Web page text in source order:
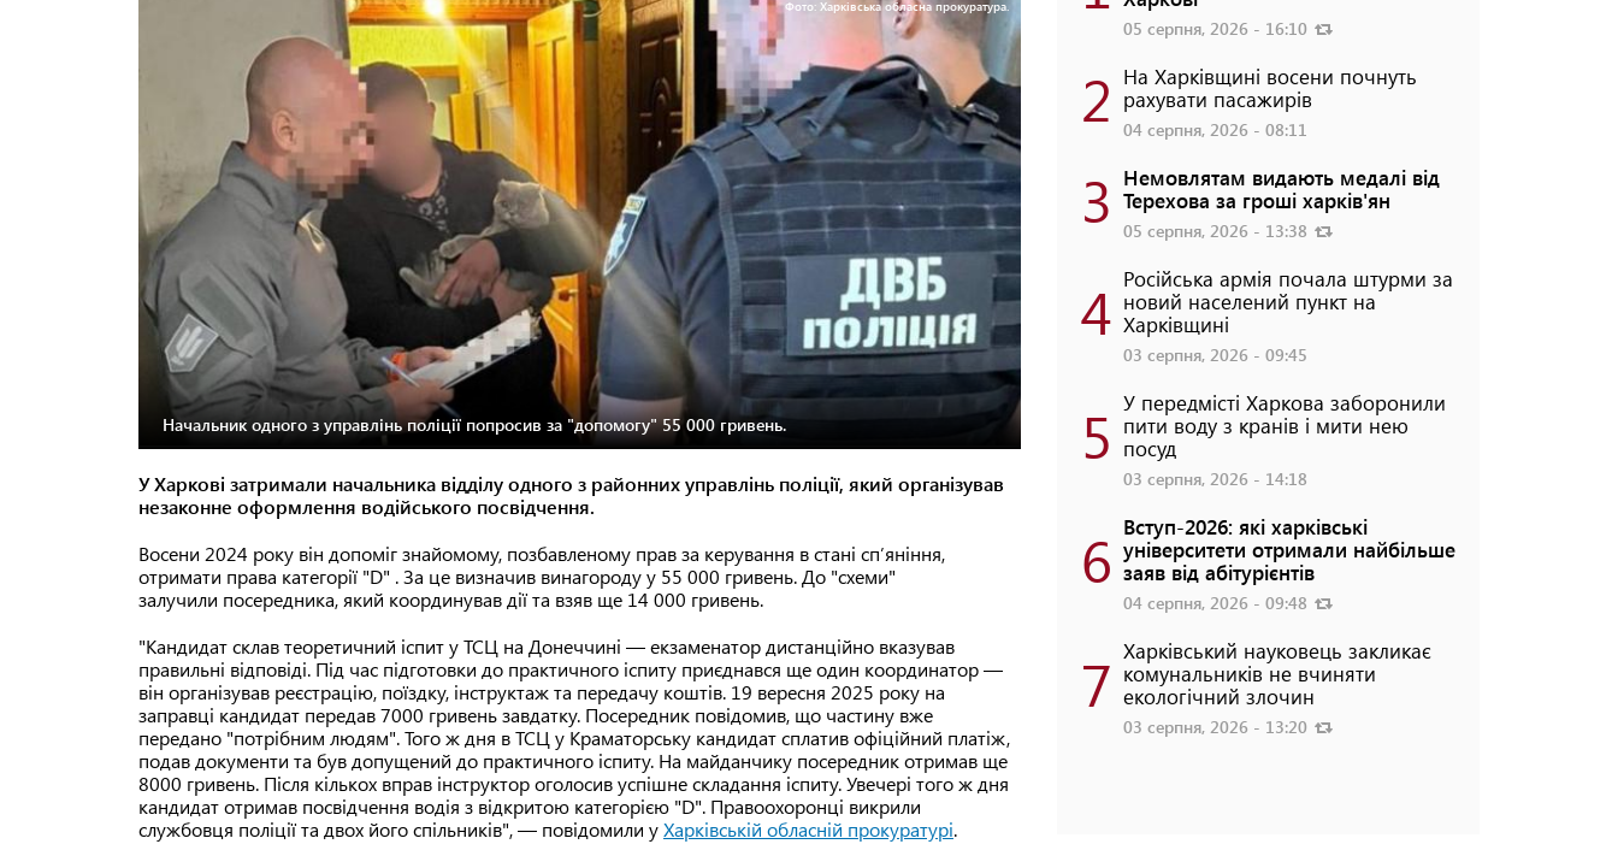
Фото: Харківська обласна прокуратура.
Начальник одного з управлінь поліції попросив за "допомогу" 55 000 гривень.
У Харкові затримали начальника відділу одного з районних управлінь поліції, який організував
незаконне оформлення водійського посвідчення.
Восени 2024 року він допоміг знайомому, позбавленому прав за керування в стані сп’яніння,
отримати права категорії "D" . За це визначив винагороду у 55 000 гривень. До "схеми"
залучили посередника, який координував дії та взяв ще 14 000 гривень.
"Кандидат склав теоретичний іспит у ТСЦ на Донеччині — екзаменатор дистанційно вказував
правильні відповіді. Під час підготовки до практичного іспиту приєднався ще один координатор —
він організував реєстрацію, поїздку, інструктаж та передачу коштів. 19 вересня 2025 року на
заправці кандидат передав 7000 гривень завдатку. Посередник повідомив, що частину вже
передано "потрібним людям". Того ж дня в ТСЦ у Краматорську кандидат сплатив офіційний платіж,
подав документи та був допущений до практичного іспиту. На майданчику посередник отримав ще
8000 гривень. Після кількох вправ інструктор оголосив успішне складання іспиту. Увечері того ж дня
кандидат отримав посвідчення водія з відкритою категорією "D". Правоохоронці викрили
службовця поліції та двох його спільників", — повідомили уХарківській обласній прокуратурі.
05 серпня, 2026 - 16:10
2 На Харківщині восени почнуть
рахувати пасажирів
04 серпня, 2026 - 08:11
3 Немовлятам видають медалі від
Терехова за гроші харків'ян
05 серпня, 2026 - 13:38
4 Російська армія почала штурми за
новий населений пункт на
Харківщині
03 серпня, 2026 - 09:45
5 У передмісті Харкова заборонили
пити воду з кранів і мити нею
посуд
03 серпня, 2026 - 14:18
6 Вступ-2026: які харківські
університети отримали найбільше
заяв від абітурієнтів
04 серпня, 2026 - 09:48
7 Харківський науковець закликає
комунальників не вчиняти
екологічний злочин
03 серпня, 2026 - 13:20